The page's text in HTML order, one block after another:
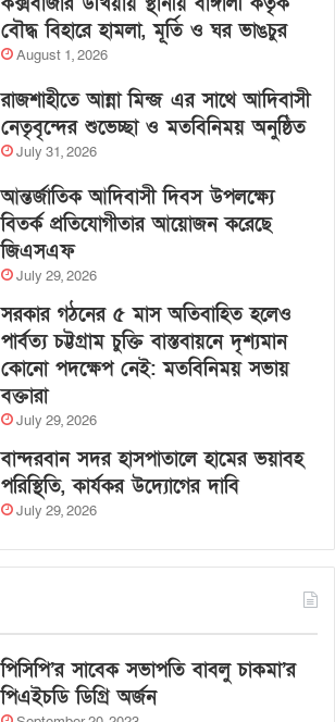
বৌদ্ধ বিহারে হামলা, মূর্তি ও ঘর ভাঙচুর
August 1, 2026
রাজশাহীতে আন্না মিন্জ এর সাথে আদিবাসী
নেতৃবৃন্দের শুভেচ্ছা ও মতবিনিময় অনুষ্ঠিত
July 31, 2026
আন্তর্জাতিক আদিবাসী দিবস উপলক্ষ্যে
বিতর্ক প্রতিযোগীতার আয়োজন করেছে
জিএসএফ
July 29, 2026
সরকার গঠনের ৫ মাস অতিবাহিত হলেও
পার্বত্য চট্টগ্রাম চুক্তি বাস্তবায়নে দৃশ্যমান
কোনো পদক্ষেপ নেই: মতবিনিময় সভায়
বক্তারা
July 29, 2026
বান্দরবান সদর হাসপাতালে হামের ভয়াবহ
পরিস্থিতি, কার্যকর উদ্যোগের দাবি
July 29, 2026
পিসিপি’র সাবেক সভাপতি বাবলু চাকমা’র
পিএইচডি ডিগ্রি অর্জন